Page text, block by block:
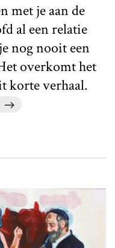
met je aan de
al een relatie
nog nooit een
overkomt het
korte verhaal.